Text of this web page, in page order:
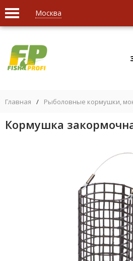
Москва
Главная / Рыболовные кормушки,
Кормушка